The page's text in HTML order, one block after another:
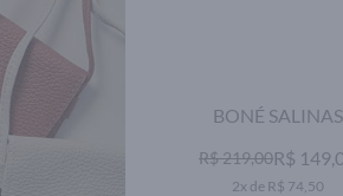
BONÉ SALINAS
R$ 219,00R$
2x de R$ 74,50